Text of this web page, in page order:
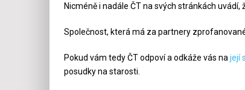
Nicméně i nadále ČT na svých stránkách
Společnost, která má za partnery zprofanované
Pokud vám tedy ČT odpoví a odkáže vás na její
posudky na starosti.